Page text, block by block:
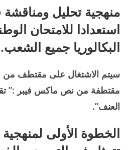
منهجية تحليل
استعدادا للامتحان
البكالوريا جميع الشعب.
سيتم الاشتغال على مقتطف من
مقتطفة من نص ماكس فيبر :”
العنف”.
الخطوة الأولى لمنهجية